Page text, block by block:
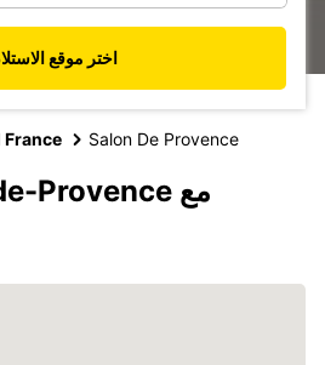
اختر موقع
France Salon De Provence